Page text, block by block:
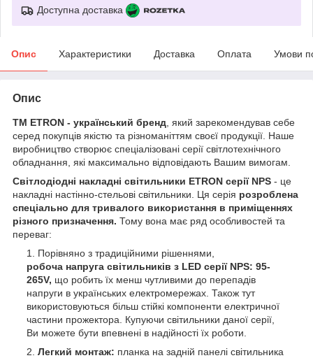
Доступна доставка
Опис Характеристики Доставка Оплата Умови
Опис
ТМ ETRON - український бренд , який зарекомендував себе
серед покупців якістю та різноманіттям своєї продукції. Наше
виробництво створює спеціалізовані серії світлотехнічного
обладнання, які максимально відповідають Вашим вимогам.
Світлодіодні накладні світильники ETRON серії NPS - це
накладні настінно-стельові світильники. Ця серія розроблена
спеціально для тривалого використання в приміщеннях
різного призначення. Тому вона має ряд особливостей та
переваг:
Порівняно з традиційними рішеннями,
робоча напруга світильників з LED серії NPS: 95-
265V, що робить їх менш чутливими до перепадів
напруги в українських електромережах. Також тут
використовуються більш стійкі компоненти електричної
частини прожектора. Купуючи світильники даної серії,
Ви можете бути впевнені в надійності їх роботи.
Легкий монтаж: планка на задній панелі світильника